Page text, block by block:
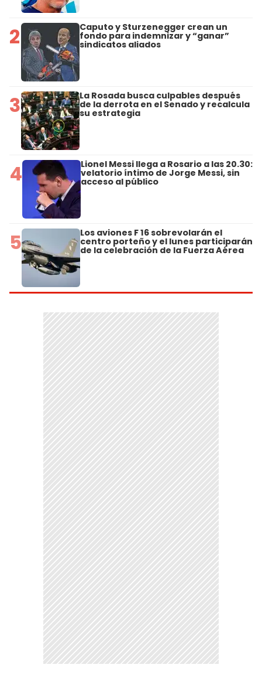
2 Caputo y Sturzenegger crean un
fondo para indemnizar y “ganar”
sindicatos aliados
3 La Rosada busca culpables después
de la derrota en el Senado y recalcula
su estrategia
4 Lionel Messi llega a Rosario a las 20.30:
velatorio íntimo de Jorge Messi, sin
acceso al público
5 Los aviones F 16 sobrevolarán el
centro porteño y el lunes participarán
de la celebración de la Fuerza Aérea